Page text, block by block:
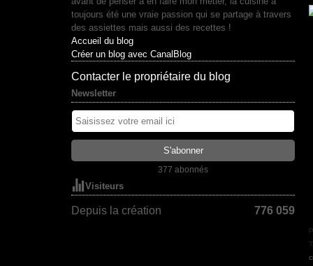
toujours été une vraie passion qui se partage à travers
des assiettes mais aussi des recettes !
Accueil du blog
Créer un blog avec CanalBlog
Contacter le propriétaire du blog
Newsletter
377 abonnés
Visiteurs
Depuis la création 776 059